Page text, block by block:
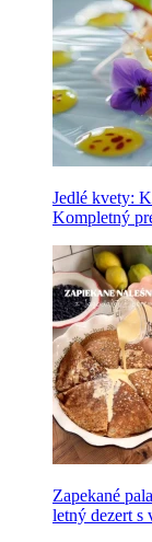
Jedlé kvety:
Kompletný
Zapekané
letný dezert